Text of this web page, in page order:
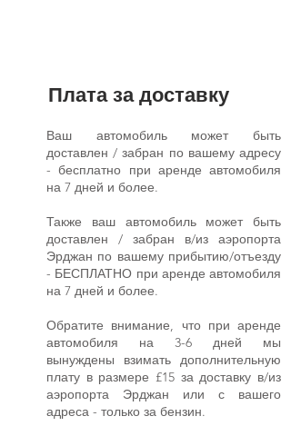
Плата за доставку
Ваш автомобиль может быть
доставлен / забран по вашему адресу
- бесплатно при аренде автомобиля
на 7 дней и более.
Также ваш автомобиль может быть
доставлен / забран в/из аэропорта
Эрджан по вашему прибытию/отъезду
- БЕСПЛАТНО при аренде автомобиля
на 7 дней и более.
Обратите внимание, что при аренде
автомобиля на 3-6 дней мы
вынуждены взимать дополнительную
плату в размере £15 за доставку в/из
аэропорта Эрджан или с вашего
адреса - только за бензин.